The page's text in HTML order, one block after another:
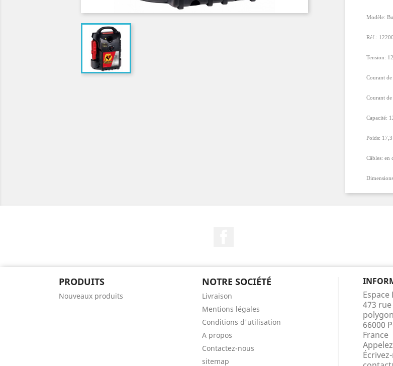
Modèle:
Réf.:
Tension:
Courant de
Courant de
Capacité:
Poids: 17,3
Câbles: en
PRODUITS
Nouveaux produits
NOTRE SOCIÉTÉ
Livraison
Mentions légales
Conditions d'utilisation
A propos
Contactez-nous
sitemap
Espace
473
66000
France